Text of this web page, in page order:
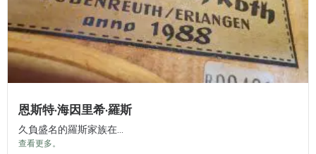
恩斯特·海因里希·羅斯
久負盛名的羅斯家族在...
查看更多。